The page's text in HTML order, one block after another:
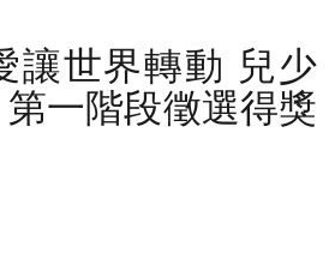
讓世界轉動 兒少
一階段徵選得獎